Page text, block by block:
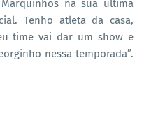
na sua última
Tenho atleta da casa,
time vai dar um show e
nessa temporada”.